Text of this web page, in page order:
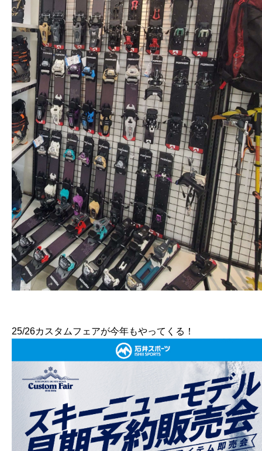
25/26カスタムフェアが今年もやってくる！